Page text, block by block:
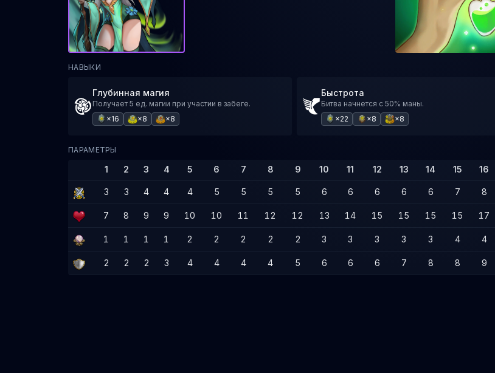
НАВЫКИ
Глубинная магия
Получает 5 ед. магии при участии в забеге.
×16
×8 ×8
Быстрота
Битва начнется с 50% маны.
×22
×8 ×8
ПАРАМЕТРЫ
1 2 3 4 5 6 7 8 9 10 11 12 13 14 15 16
3 3 4 4 4 5 5 5 5 6 6 6 6 6 7 8
7 8 9 9 10 10 11 12 12 13 14 15 15 15 15 17
1 1 1 1 2 2 2 2 2 3 3 3 3 3 4 4
2 2 2 3 4 4 4 4 5 6 6 6 7 8 8 9